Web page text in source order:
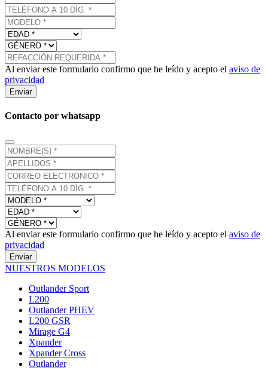
Al enviar este formulario confirmo que he leído y acepto el aviso de
privacidad
Enviar
Contacto por whatsapp
Al enviar este formulario confirmo que he leído y acepto el aviso de
privacidad
Enviar
NUESTROS MODELOS
Outlander Sport
L200
Outlander PHEV
L200 GSR
Mirage G4
Xpander
Xpander Cross
Outlander